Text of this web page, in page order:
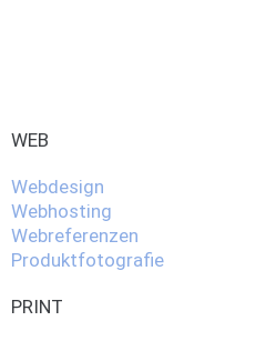
WEB
Webdesign
Webhosting
Webreferenzen
Produktfotografie
PRINT